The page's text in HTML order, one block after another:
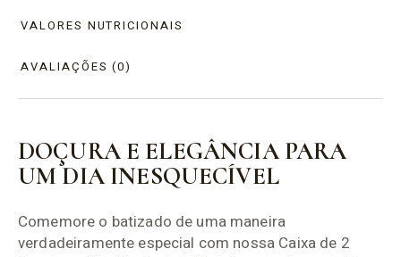
VALORES NUTRICIONAIS
AVALIAÇÕES (0)
DOÇURA E ELEGÂNCIA PARA
UM DIA INESQUECÍVEL
Comemore o batizado de uma maneira
verdadeiramente especial com nossa Caixa de 2